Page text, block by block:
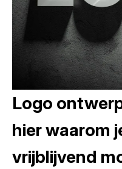
Logo
hier waarom
vrijblijvend